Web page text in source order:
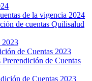
de la vigencia 2024
de cuentas Quilisalud
2023
de Cuentas 2023
Prerendición de Cuentas
de Cuentas 2023